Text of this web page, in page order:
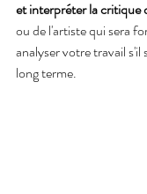
et interpréter la critique
ou de l'artiste qui sera
analyser votre travail s'il
long terme.